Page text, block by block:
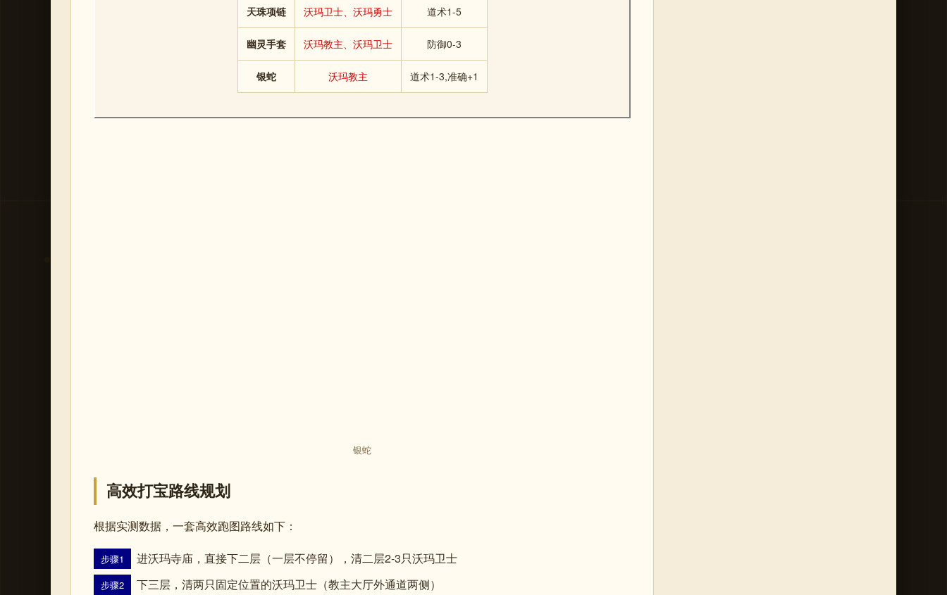
天珠项链 沃玛卫士、沃玛勇士 道术1-5
幽灵手套 沃玛教主、沃玛卫士 防御0-3
银蛇 沃玛教主 道术1-3,准确+1
银蛇
高效打宝路线规划
根据实测数据，一套高效跑图路线如下：
步骤1 进沃玛寺庙，直接下二层（一层不停留），清二层2-3只沃玛卫士
步骤2 下三层，清两只固定位置的沃玛卫士（教主大厅外通道两侧）